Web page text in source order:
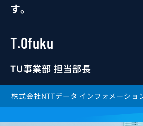
技術SE
す。
T.Ofuku
TU事業部 担当部長
株式会社NTTデータ インフォメーシ